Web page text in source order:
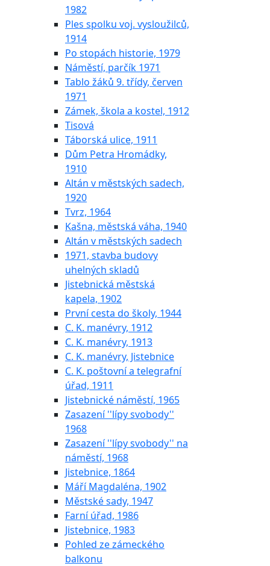
1982
Ples spolku voj. vysloužilců,
1914
Po stopách historie, 1979
Náměstí, parčík 1971
Tablo žáků 9. třídy, červen
1971
Zámek, škola a kostel, 1912
Tisová
Táborská ulice, 1911
Dům Petra Hromádky,
1910
Altán v městských sadech,
1920
Tvrz, 1964
Kašna, městská váha, 1940
Altán v městských sadech
1971, stavba budovy
uhelných skladů
Jistebnická městská
kapela, 1902
První cesta do školy, 1944
C. K. manévry, 1912
C. K. manévry, 1913
C. K. manévry, Jistebnice
C. K. poštovní a telegrafní
úřad, 1911
Jistebnické náměstí, 1965
Zasazení ''lípy svobody''
1968
Zasazení ''lípy svobody'' na
náměstí, 1968
Jistebnice, 1864
Máří Magdaléna, 1902
Městské sady, 1947
Farní úřad, 1986
Jistebnice, 1983
Pohled ze zámeckého
balkonu